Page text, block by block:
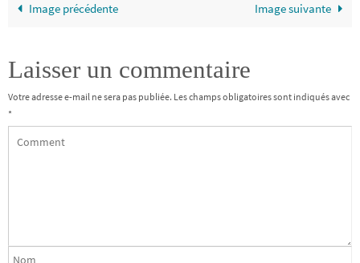
Image précédente Image suivante
Laisser un commentaire
Votre adresse e-mail ne sera pas publiée. Les champs obligatoires sont indiqués avec
*